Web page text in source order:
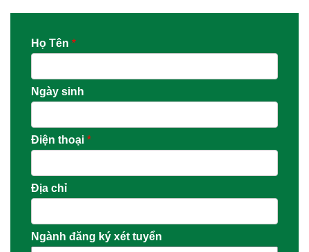
Họ Tên *
Ngày sinh
Điện thoại *
Địa chỉ
Ngành đăng ký xét tuyển